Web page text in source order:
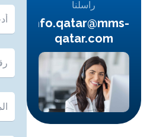
qatar.com